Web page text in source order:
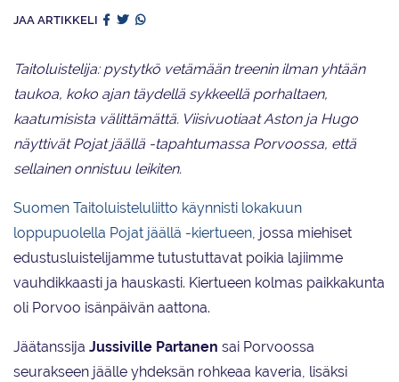
JAA ARTIKKELI
Taitoluistelija: pystytkö vetämään treenin ilman yhtään
taukoa, koko ajan täydellä sykkeellä porhaltaen,
kaatumisista välittämättä. Viisivuotiaat Aston ja Hugo
näyttivät Pojat jäällä -tapahtumassa Porvoossa, että
sellainen onnistuu leikiten.
Suomen Taitoluisteluliitto käynnisti lokakuun
loppupuolella Pojat jäällä -kiertueen, jossa miehiset
edustusluistelijamme tutustuttavat poikia lajiimme
vauhdikkaasti ja hauskasti. Kiertueen kolmas paikkakunta
oli Porvoo isänpäivän aattona.
Jäätanssija Jussiville Partanen sai Porvoossa
seurakseen jäälle yhdeksän rohkeaa kaveria, lisäksi